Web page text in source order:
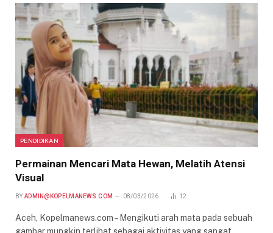
PENDIDIKAN
Permainan Mencari Mata Hewan, Melatih Atensi
Visual
BY ADMIN@KOPELMANEWS.COM 08/03/2026 12
Aceh, Kopelmanews.com – Mengikuti arah mata pada sebuah
gambar mungkin terlihat sebagai aktivitas yang sangat…